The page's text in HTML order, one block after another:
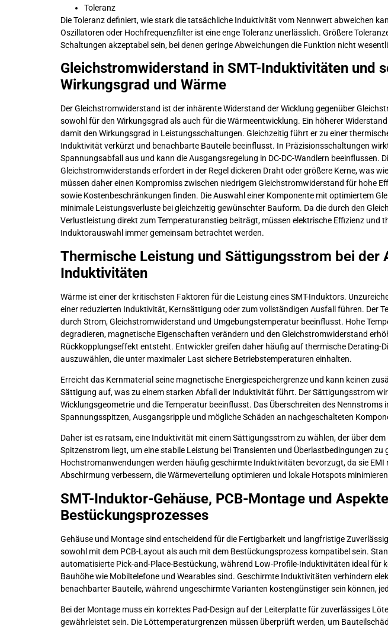
Toleranz
Die Toleranz definiert, wie stark die tatsächliche Induktivität vom Nennwert abweichen
Oszillatoren oder Hochfrequenzfilter ist eine enge Toleranz unerlässlich. Größere
Schaltungen akzeptabel sein, bei denen geringe Abweichungen die Funktion nicht
Gleichstromwiderstand in SMT-Induktivitäten und
Wirkungsgrad und Wärme
Der Gleichstromwiderstand ist der inhärente Widerstand der Wicklung gegenüber
sowohl für den Wirkungsgrad als auch für die Wärmeentwicklung. Ein höherer
damit den Wirkungsgrad in Leistungsschaltungen. Gleichzeitig führt er zu einer
Induktivität verkürzt und benachbarte Bauteile beeinflusst. In Präzisionsschaltungen
Spannungsabfall aus und kann die Ausgangsregelung in DC-DC-Wandlern beeinflussen.
Gleichstromwiderstands erfordert in der Regel dickeren Draht oder größere Kerne, was
müssen daher einen Kompromiss zwischen niedrigem Gleichstromwiderstand für hohe
sowie Kostenbeschränkungen finden. Die Auswahl einer Komponente mit optimiertem
minimale Leistungsverluste bei gleichzeitig gewünschter Bauform. Da die durch den
Verlustleistung direkt zum Temperaturanstieg beiträgt, müssen elektrische Effizienz und
Induktorauswahl immer gemeinsam betrachtet werden.
Thermische Leistung und Sättigungsstrom bei der
Induktivitäten
Wärme ist einer der kritischsten Faktoren für die Leistung eines SMT-Induktors.
einer reduzierten Induktivität, Kernsättigung oder zum vollständigen Ausfall führen. Der
durch Strom, Gleichstromwiderstand und Umgebungstemperatur beeinflusst. Hohe
degradieren, magnetische Eigenschaften verändern und den Gleichstromwiderstand
Rückkopplungseffekt entsteht. Entwickler greifen daher häufig auf thermische Derating-
auszuwählen, die unter maximaler Last sichere Betriebstemperaturen einhalten.
Erreicht das Kernmaterial seine magnetische Energiespeichergrenze und kann keinen
Sättigung auf, was zu einem starken Abfall der Induktivität führt. Der Sättigungsstrom
Wicklungsgeometrie und die Temperatur beeinflusst. Das Überschreiten des Nennstroms
Spannungsspitzen, Ausgangsripple und mögliche Schäden an nachgeschalteten
Daher ist es ratsam, eine Induktivität mit einem Sättigungsstrom zu wählen, der über
Spitzenstrom liegt, um eine stabile Leistung bei Transienten und Überlastbedingungen
Hochstromanwendungen werden häufig geschirmte Induktivitäten bevorzugt, da sie EMI
Abschirmung verbessern, die Wärmeverteilung optimieren und lokale Hotspots
SMT-Induktor-Gehäuse, PCB-Montage und
Bestückungsprozesses
Gehäuse und Montage sind entscheidend für die Fertigbarkeit und langfristige
sowohl mit dem PCB-Layout als auch mit dem Bestückungsprozess kompatibel sein.
automatisierte Pick-and-Place-Bestückung, während Low-Profile-Induktivitäten ideal für
Bauhöhe wie Mobiltelefone und Wearables sind. Geschirmte Induktivitäten verhindern
benachbarter Bauteile, während ungeschirmte Varianten kostengünstiger sein können,
Bei der Montage muss ein korrektes Pad-Design auf der Leiterplatte für zuverlässiges
gewährleistet sein. Die Löttemperaturgrenzen müssen überprüft werden, um